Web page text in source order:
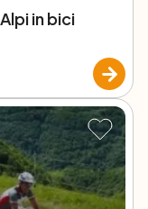
in bici